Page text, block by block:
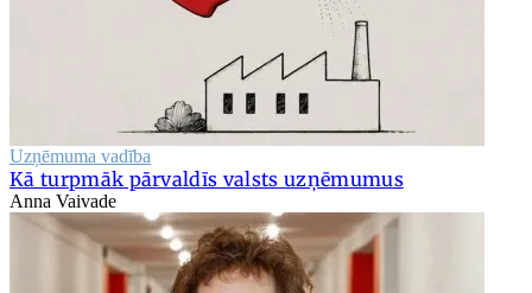
Uzņēmuma vadība
Kā turpmāk pārvaldīs valsts uzņēmumus
Anna Vaivade